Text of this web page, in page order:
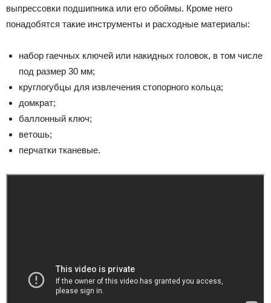
выпрессовки подшипника или его обоймы. Кроме него
понадобятся такие инструменты и расходные материалы:
набор гаечных ключей или накидных головок, в том числе
под размер 30 мм;
круглогубцы для извлечения стопорного кольца;
домкрат;
баллонный ключ;
ветошь;
перчатки тканевые.